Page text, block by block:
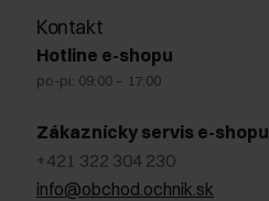
Kontakt
Hotline e-shopu
po-pi: 09:00 – 17:00
Zákaznícky servis e-shopu
+421 322 304 230
info@obchod.ochnik.sk